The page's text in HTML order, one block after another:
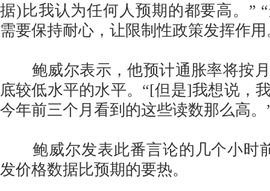
据)比我认为任何人预期的都要高。”
需要保持耐心，让限制性政策发挥作用
鲍威尔表示，他预计通胀率将按月
底较低水平的水平。“[但是]我想说，
今年前三个月看到的这些读数那么高。
鲍威尔发表此番言论的几个小时
发价格数据比预期的要热。